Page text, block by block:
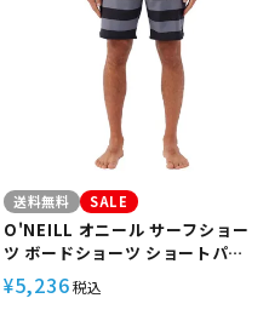
送料無料 SALE
O'NEILL オニール サーフショー
ツ ボードショーツ ショートパン
ツメンズ 19インチ ハイパーフリ
ーク マイストスカラップ サーフ
¥5,236税込